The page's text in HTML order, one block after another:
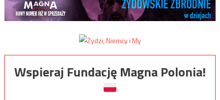
Wspieraj Fundację Magna Polonia!